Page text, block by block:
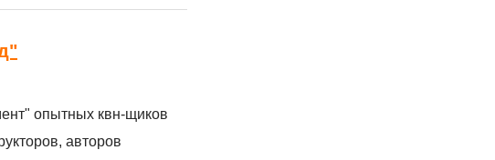
опытных квн-щиков
авторов